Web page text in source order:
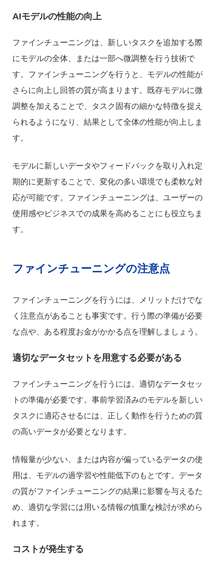
AIモデルの性能の向上
ファインチューニングは、新しいタスクを追加する際
にモデルの全体、または一部へ微調整を行う技術で
す。ファインチューニングを行うと、モデルの性能が
さらに向上し回答の質が高まります。既存モデルに微
調整を加えることで、タスク固有の細かな特徴を捉え
られるようになり、結果として全体の性能が向上しま
す。
モデルに新しいデータやフィードバックを取り入れ定
期的に更新することで、変化の多い環境でも柔軟な対
応が可能です。ファインチューニングは、ユーザーの
使用感やビジネスでの成果を高めることにも役立ちま
す。
ファインチューニングの注意点
ファインチューニングを行うには、メリットだけでな
く注意点があることも事実です。行う際の準備が必要
な点や、ある程度お金がかかる点を理解しましょう。
適切なデータセットを用意する必要がある
ファインチューニングを行うには、適切なデータセッ
トの準備が必要です。事前学習済みのモデルを新しい
タスクに適応させるには、正しく動作を行うための質
の高いデータが必要となります。
情報量が少ない、または内容が偏っているデータの使
用は、モデルの過学習や性能低下のもとです。データ
の質がファインチューニングの結果に影響を与えるた
め、適切な学習には用いる情報の慎重な検討が求めら
れます。
コストが発生する